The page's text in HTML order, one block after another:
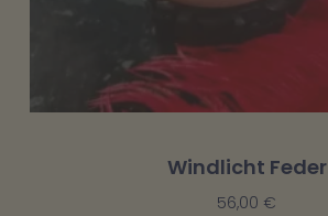
Windlicht Feder
56,00 €